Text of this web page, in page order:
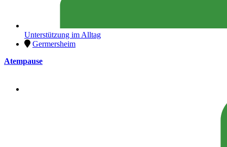
Unterstützung im Alltag
Germersheim
Atempause